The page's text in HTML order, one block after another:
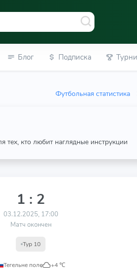
Блог Подписка
Футбольная статистика
тех, кто любит наглядные инструкции
1 : 2
03.12.2025, 17:00
Матч окончен
Тур 10
Тегельне поле
, +4 ℃